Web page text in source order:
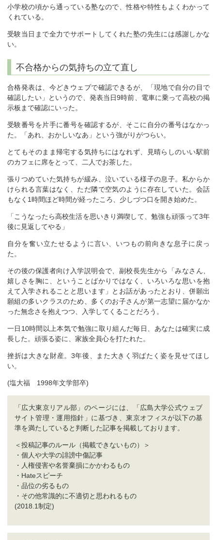
小学校の頃から通っている塾なので、性格や特性もよくわかって
くれている。
受験当日まで全力でサポートしてくれた塾の先生には感謝しかな
い。
不合格からの気持ちの立て直し
合格発表は、今どきウェブで確認できるが、「現地で自分の目で
確認したい」というので、発表当日9時前、電車に乗って高校の掲
示板まで確認にいった。
受験番号を片手に番号を確認するが、そこに自分の番号はなかっ
た。「あれ、おかしいなあ」という強がりがつらい。
とてもそのまま帰宅する気持ちにはなれず、見晴らしのいい駅前
のカフェに席をとって、二人でお茶した。
張りつめていた気持ちが緩み、泣いている様子の息子。私からか
けられる言葉はなく、ただ隣で空気のように存在していた。会話
もなく1時間ほど時間が経ったころ、少しづつ口を開き始めた。
「こうなったら高校生活を思いきり満喫して、勉強も頑張って3年
後に見返してやる」
自分を奮い立たせるように言い、いつもの前向きな息子に戻っ
た。
その後の保護者向け入学説明会で、副校長先生から「みなさん、
嬉しさを胸に、ということばかりではなく、いろいろな思いを抱
えて入学されることと思います」とお話があったとおり、併願出
願組の多いクラスのため、多くのお子さんが第一志望に届かなか
った無念さを抱えつつ、入学してくることだろう。
一日10時間以上本気で勉強に取り組んだ毎日、あなたは確実に成
長した。頑張る姿に、家族全員心を打たれた。
挫折は大きな財産。3年後、また大きく羽ばたく姿を見せてほし
い。
(塩大福 1998年文学部卒)
「広大東京リアル部」のページには、「広島大学公式ウェブ
サイト管理・運用指針」に基づき、東京オフィスが以下の基
準を満たしていると判断した記事を掲載しております。
＜投稿記事のルール（掲載できないもの）＞
・個人や大学の誹謗中傷記事
・人権侵害や名誉棄損にかかわるもの
・Hateスピーチ
・品位の劣るもの
・その他常識的に不適切と思われるもの
(2018.1制定)